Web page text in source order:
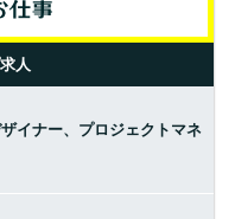
人
イナー、プロジェクトマネ